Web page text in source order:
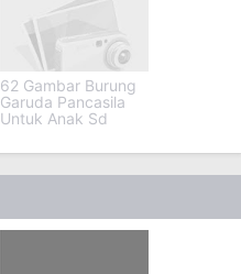
62 Gambar Burung
Garuda Pancasila
Untuk Anak Sd